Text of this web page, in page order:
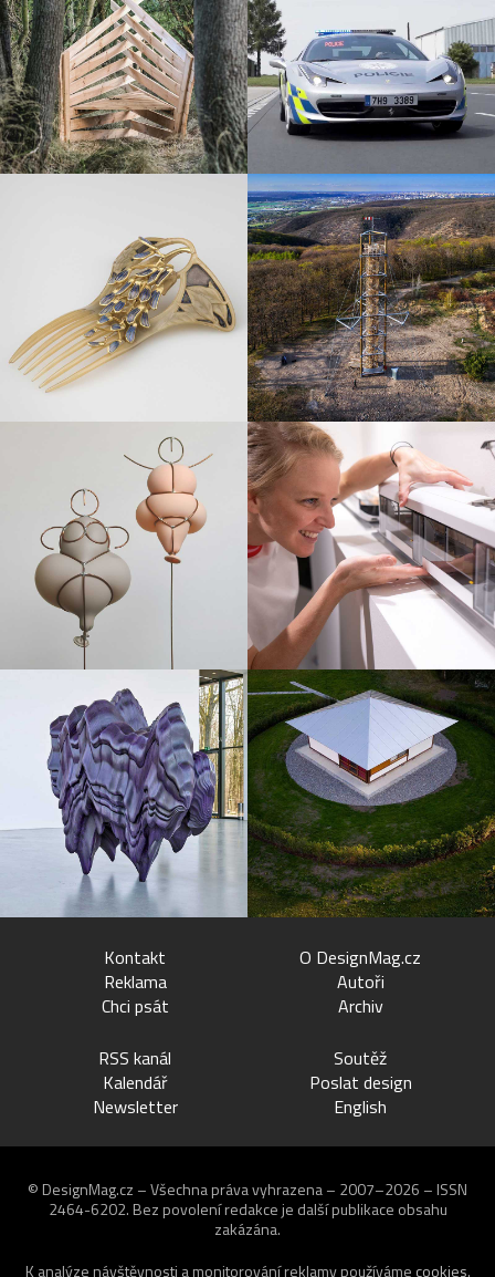
Kontakt
Reklama
Chci psát
O DesignMag.cz
Autoři
Archiv
RSS kanál
Kalendář
Newsletter
Soutěž
Poslat design
English
© DesignMag.cz – Všechna práva vyhrazena – 2007–2026 – ISSN
2464-6202. Bez povolení redakce je další publikace obsahu
zakázána.
K analýze návštěvnosti a monitorování reklamy používáme cookies.